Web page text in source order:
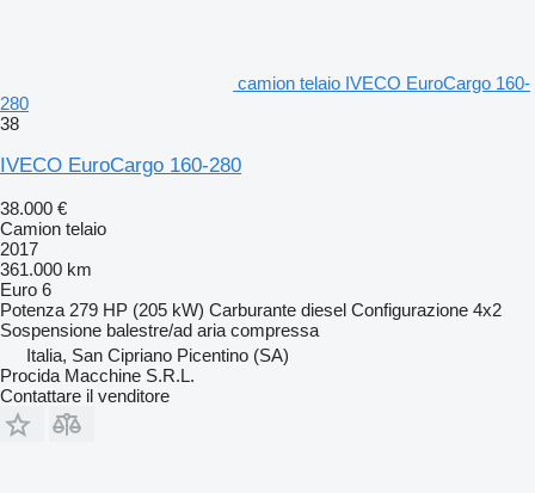
camion telaio IVECO EuroCargo 160-
280
38
IVECO EuroCargo 160-280
38.000 €
Camion telaio
2017
361.000 km
Euro 6
Potenza 279 HP (205 kW) Carburante diesel Configurazione 4x2
Sospensione balestre/ad aria compressa
Italia, San Cipriano Picentino (SA)
Procida Macchine S.R.L.
Contattare il venditore